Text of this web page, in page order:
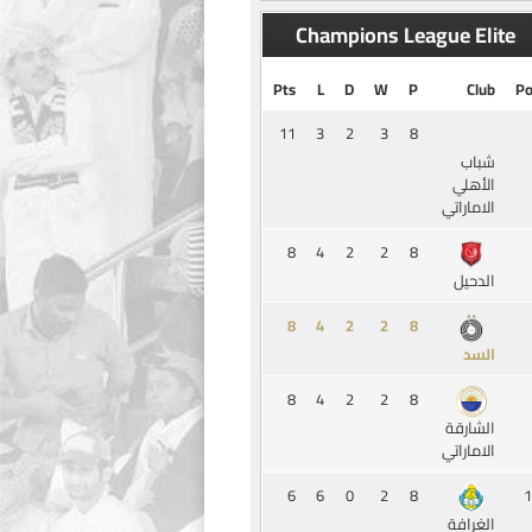
Champions League Elite
Club
P
W
D
L
Pts
شباب
الأهلي
الاماراتي
8
3
2
3
11
الدحيل
8
2
2
4
8
السد
8
2
2
4
8
الشارقة
الاماراتي
8
2
2
4
8
الغرافة
8
2
0
6
6